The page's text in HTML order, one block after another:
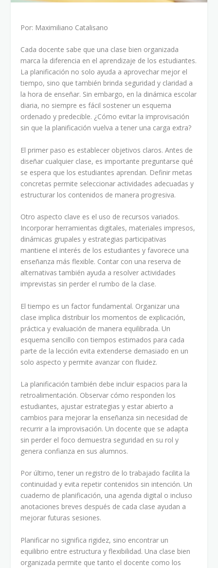
Por: Maximiliano Catalisano
Cada docente sabe que una clase bien organizada
marca la diferencia en el aprendizaje de los estudiantes.
La planificación no solo ayuda a aprovechar mejor el
tiempo, sino que también brinda seguridad y claridad a
la hora de enseñar. Sin embargo, en la dinámica escolar
diaria, no siempre es fácil sostener un esquema
ordenado y predecible. ¿Cómo evitar la improvisación
sin que la planificación vuelva a tener una carga extra?
El primer paso es establecer objetivos claros. Antes de
diseñar cualquier clase, es importante preguntarse qué
se espera que los estudiantes aprendan. Definir metas
concretas permite seleccionar actividades adecuadas y
estructurar los contenidos de manera progresiva.
Otro aspecto clave es el uso de recursos variados.
Incorporar herramientas digitales, materiales impresos,
dinámicas grupales y estrategias participativas
mantiene el interés de los estudiantes y favorece una
enseñanza más flexible. Contar con una reserva de
alternativas también ayuda a resolver actividades
imprevistas sin perder el rumbo de la clase.
El tiempo es un factor fundamental. Organizar una
clase implica distribuir los momentos de explicación,
práctica y evaluación de manera equilibrada. Un
esquema sencillo con tiempos estimados para cada
parte de la lección evita extenderse demasiado en un
solo aspecto y permite avanzar con fluidez.
La planificación también debe incluir espacios para la
retroalimentación. Observar cómo responden los
estudiantes, ajustar estrategias y estar abierto a
cambios para mejorar la enseñanza sin necesidad de
recurrir a la improvisación. Un docente que se adapta
sin perder el foco demuestra seguridad en su rol y
genera confianza en sus alumnos.
Por último, tener un registro de lo trabajado facilita la
continuidad y evita repetir contenidos sin intención. Un
cuaderno de planificación, una agenda digital o incluso
anotaciones breves después de cada clase ayudan a
mejorar futuras sesiones.
Planificar no significa rigidez, sino encontrar un
equilibrio entre estructura y flexibilidad. Una clase bien
organizada permite que tanto el docente como los